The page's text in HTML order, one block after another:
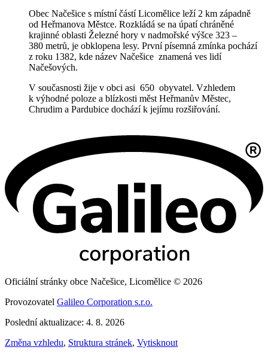
Obec Načešice s místní částí Licomělice leží 2 km západně
od Heřmanova Městce. Rozkládá se na úpatí chráněné
krajinné oblasti Železné hory v nadmořské výšce 323 –
380 metrů, je obklopena lesy. První písemná zmínka pochází
z roku 1382, kde název Načešice znamená ves lidí
Načešových.
V současnosti žije v obci asi 650 obyvatel. Vzhledem
k výhodné poloze a blízkosti měst Heřmanův Městec,
Chrudim a Pardubice dochází k jejímu rozšiřování.
Oficiální stránky obce Načešice, Licomělice © 2026
Provozovatel Galileo Corporation s.r.o.
Poslední aktualizace: 4. 8. 2026
Změna vzhledu, Struktura stránek, Vytisknout